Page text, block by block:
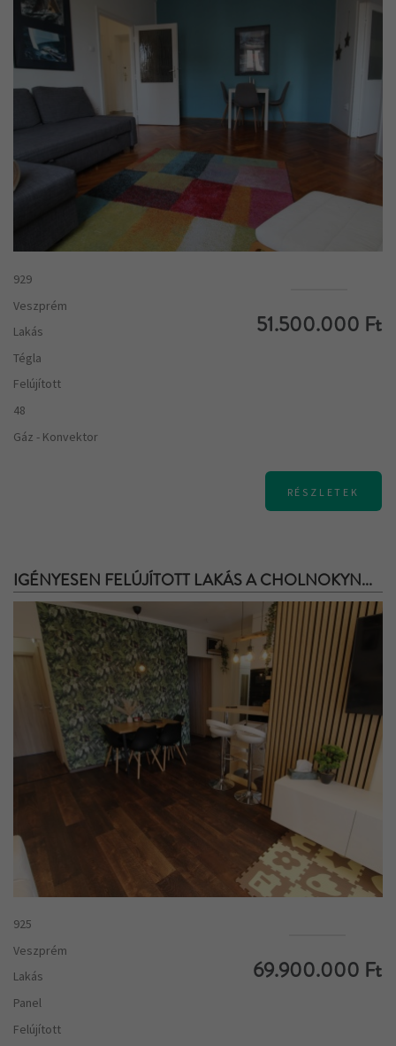
929
Veszprém
Lakás
Tégla
Felújított
48
Gáz - Konvektor
51.500.000 Ft
RÉSZLETEK
IGÉNYESEN FELÚJÍTOTT LAKÁS A CHOLNOKYN...
925
Veszprém
Lakás
Panel
Felújított
69.900.000 Ft